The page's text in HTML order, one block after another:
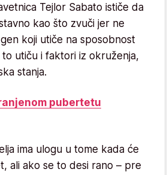
Tejlor Sabato ističe da
kao što zvuči jer ne
koji utiče na sposobnost
to utiču i faktori iz okruženja,
stanja.
pubertetu
ima ulogu u tome kada će
ali ako se to desi rano – pre